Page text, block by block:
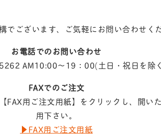
でございます、ご気軽にお問い合わせく
お電話でのお問い合わせ
AM10:00〜19：00(土日・祝日を除
FAXでのご注文
FAX用ご注文用紙】をクリックし、開い
用下さい。
▶︎FAX用ご注文用紙